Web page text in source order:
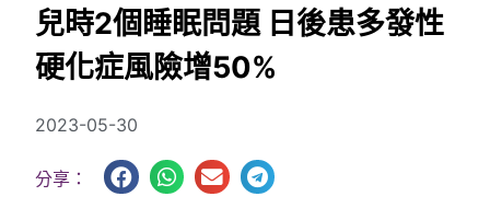
兒時2個睡眠問題 日後患多發性
硬化症風險增50%
2023-05-30
分享：